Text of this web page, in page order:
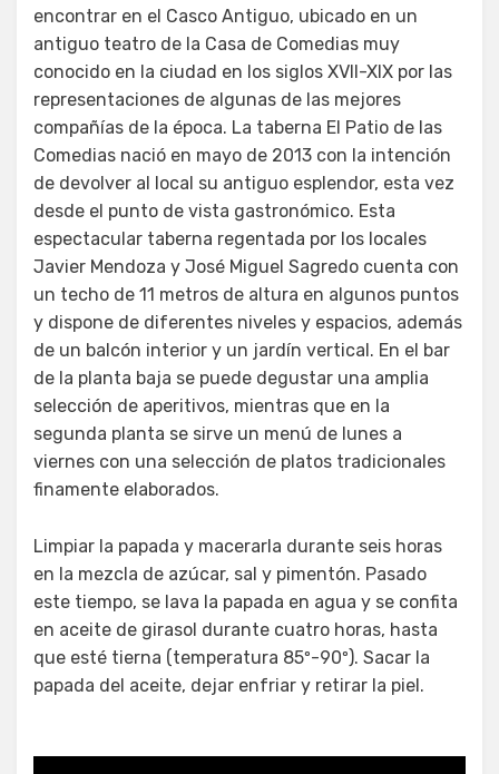
encontrar en el Casco Antiguo, ubicado en un
antiguo teatro de la Casa de Comedias muy
conocido en la ciudad en los siglos XVII-XIX por las
representaciones de algunas de las mejores
compañías de la época. La taberna El Patio de las
Comedias nació en mayo de 2013 con la intención
de devolver al local su antiguo esplendor, esta vez
desde el punto de vista gastronómico. Esta
espectacular taberna regentada por los locales
Javier Mendoza y José Miguel Sagredo cuenta con
un techo de 11 metros de altura en algunos puntos
y dispone de diferentes niveles y espacios, además
de un balcón interior y un jardín vertical. En el bar
de la planta baja se puede degustar una amplia
selección de aperitivos, mientras que en la
segunda planta se sirve un menú de lunes a
viernes con una selección de platos tradicionales
finamente elaborados.
Limpiar la papada y macerarla durante seis horas
en la mezcla de azúcar, sal y pimentón. Pasado
este tiempo, se lava la papada en agua y se confita
en aceite de girasol durante cuatro horas, hasta
que esté tierna (temperatura 85º-90º). Sacar la
papada del aceite, dejar enfriar y retirar la piel.